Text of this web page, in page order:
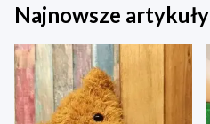
Najnowsze artykuły